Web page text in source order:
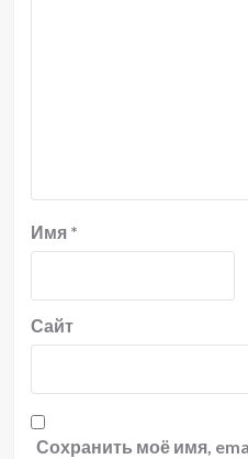
Имя *
Сайт
Сохранить моё имя,